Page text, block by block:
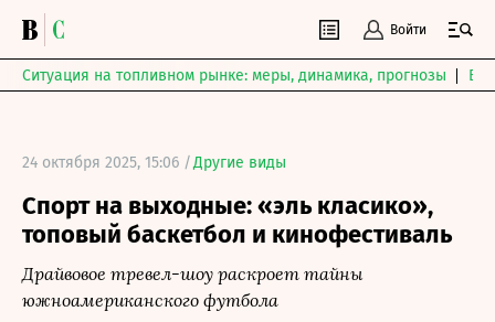
Войти
Ситуация на топливном рынке: меры, динамика, прогнозы
24 октября 2025, 15:06 /Другие виды
Спорт на выходные: «эль класико»,
топовый баскетбол и кинофестиваль
Драйвовое тревел-шоу раскроет тайны
южноамериканского футбола